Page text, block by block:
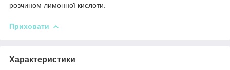
розчином лимонної кислоти.
Приховати
Характеристики